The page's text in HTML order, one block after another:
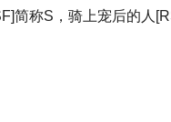
称S，骑上宠后的人